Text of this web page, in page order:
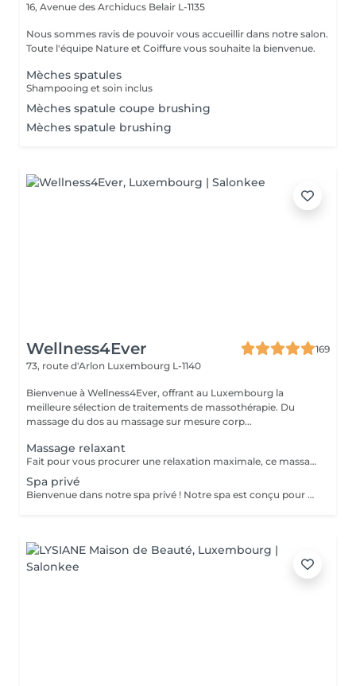
16, Avenue des Archiducs Belair L-1135
Nous sommes ravis de pouvoir vous accueillir dans notre salon.
Toute l'équipe Nature et Coiffure vous souhaite la bienvenue.
Mèches spatules
Shampooing et soin inclus
Mèches spatule coupe brushing
Mèches spatule brushing
Wellness4Ever
169
73, route d'Arlon Luxembourg L-1140
Bienvenue à Wellness4Ever, offrant au Luxembourg la
meilleure sélection de traitements de massothérapie. Du
massage du dos au massage sur mesure corp...
Massage relaxant
Fait pour vous procurer une relaxation maximale, ce massage soulage les tensions et améliore la circulation, inondant votre corps de paix et de tranquillité.
Spa privé
Bienvenue dans notre spa privé ! Notre spa est conçu pour vous offrir une expérience relaxante et rajeunissante. Nous proposons un forfait pour deux personnes au prix de 2000 , qui comprend l'accès à nos installations et services de luxe. Votre forfait comprend Hammam : Notre bain turc traditionnel vous laissera une sensation de revitalisation. L'environnement vaporeux est parfait pour se détendre et désintoxiquer la peau. Sauna : Notre sauna vous aidera à évacuer toutes les toxines présentes dans votre corps et à soulager les tensions musculaires. Jacuzzi : notre jacuzzi spacieux est l'endroit idéal pour se détendre et se baigner dans une eau chaude et pétillante. Serviettes : Nous fournissons des serviettes de qualité supérieure pour votre confort et votre commodité pendant votre visite. Eau purifiée avec fruits : Restez hydraté avec notre eau purifiée infusée de fruits frais. Bouteille de champagne : sirotez une bouteille de champagne gratuite pendant que vous vous détendez dans notre spa. Deux massages d'une heure : Nos massothérapeutes expérimentés vous prodigueront un massage apaisant qui vous aidera à relâcher toute tension et vous laissera une sensation de détente totale. Notre spa privé est l'endroit idéal pour échapper au stress de la vie quotidienne et se faire dorloter. Nous veillons à ce que votre visite soit une expérience inoubliable. N'hésitez pas à nous contacter pour plus d'informations et/ou pour réserver : infowellness4ever@gmail.com